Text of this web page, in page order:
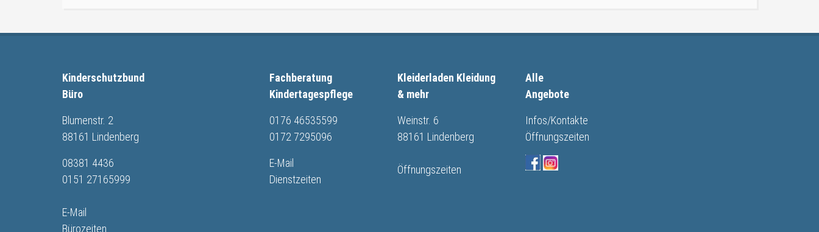
Kinderschutzbund
Büro
Blumenstr. 2
88161 Lindenberg
08381 4436
0151 27165999
E-Mail
Bürozeiten
Fachberatung
Kindertagespflege
0176 46535599
0172 7295096
E-Mail
Dienstzeiten
Kleiderladen Kleidung
& mehr
Weinstr. 6
88161 Lindenberg
Öffnungszeiten
Alle
Angebote
Infos/Kontakte
Öffnungszeiten